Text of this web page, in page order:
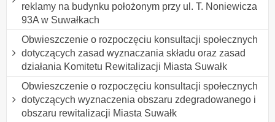
reklamy na budynku położonym przy ul. T. Noniewicza
93A w Suwałkach
Obwieszczenie o rozpoczęciu konsultacji społecznych
dotyczących zasad wyznaczania składu oraz zasad
działania Komitetu Rewitalizacji Miasta Suwałk
Obwieszczenie o rozpoczęciu konsultacji społecznych
dotyczących wyznaczenia obszaru zdegradowanego i
obszaru rewitalizacji Miasta Suwałk